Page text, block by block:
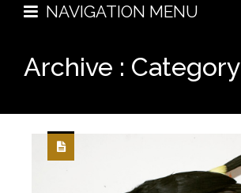
NAVIGATION MENU
Archive : Category